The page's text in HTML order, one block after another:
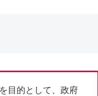
目的として、政府